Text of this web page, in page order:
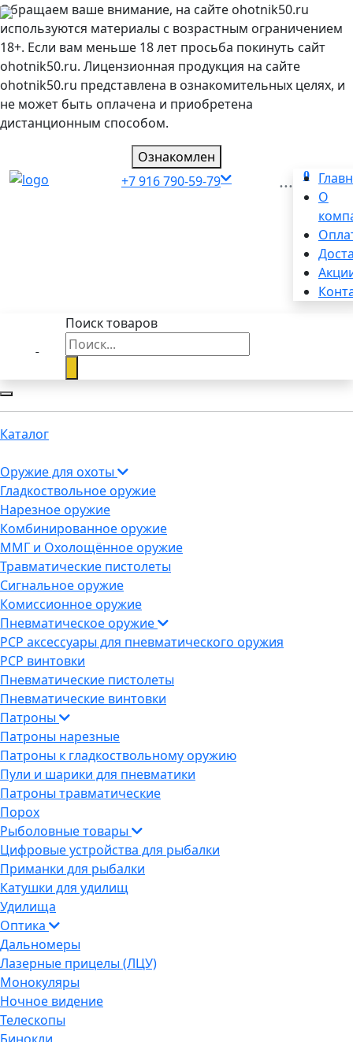
Обращаем ваше внимание, на сайте ohotnik50.ru
используются материалы с возрастным ограничением
18+. Если вам меньше 18 лет просьба покинуть сайт
ohotnik50.ru. Лицензионная продукция на сайте
ohotnik50.ru представлена в ознакомительных целях, и
не может быть оплачена и приобретена
дистанционным способом.
Ознакомлен
+7 916 790-59-79
0
...
О
Поиск товаров
Каталог
Оружие для охоты
Гладкоствольное оружие
Нарезное оружие
Комбинированное оружие
ММГ и Охолощённое оружие
Травматические пистолеты
Сигнальное оружие
Комиссионное оружие
Пневматическое оружие
PCP аксессуары для пневматического оружия
PCP винтовки
Пневматические пистолеты
Пневматические винтовки
Патроны
Патроны нарезные
Патроны к гладкоствольному оружию
Пули и шарики для пневматики
Патроны травматические
Порох
Рыболовные товары
Цифровые устройства для рыбалки
Приманки для рыбалки
Катушки для удилищ
Удилища
Оптика
Дальномеры
Лазерные прицелы (ЛЦУ)
Монокуляры
Ночное видение
Телескопы